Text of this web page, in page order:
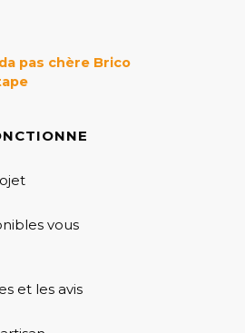
pas chère Brico
vous
et les avis